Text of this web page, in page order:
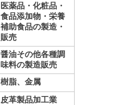
医薬品・化粧品・
食品添加物・栄養
補助食品の製造・
販売
醤油その他各種調
味料の製造販売
樹脂、金属
皮革製品加工業